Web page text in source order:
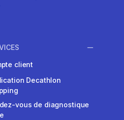
client
Decathlon
vous de diagnostique